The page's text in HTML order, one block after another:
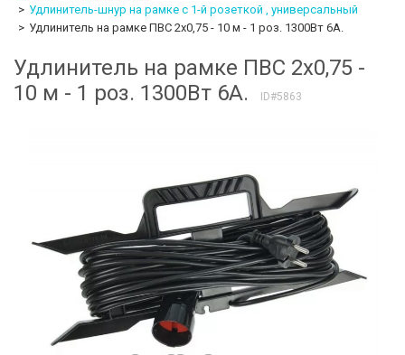
Удлинитель-шнур на рамке с 1-й розеткой , универсальный
Удлинитель на рамке ПВС 2х0,75 - 10 м - 1 роз. 1300Вт 6А.
Удлинитель на рамке ПВС 2х0,75 -
10 м - 1 роз. 1300Вт 6А.
ID#5863